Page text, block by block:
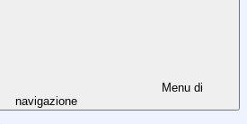
Menu di
navigazione